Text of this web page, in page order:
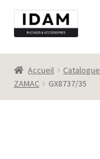
Aller
à
Aller
au
Catalogue
New
Accueil Catalogue
ZAMAC
GX8737/35